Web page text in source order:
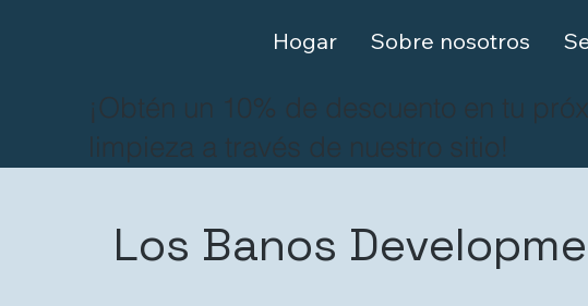
¡Obtén un 10% de descuento en tu
limpieza a través de nuestro sitio!
Hogar Sobre nosotros
Los Banos